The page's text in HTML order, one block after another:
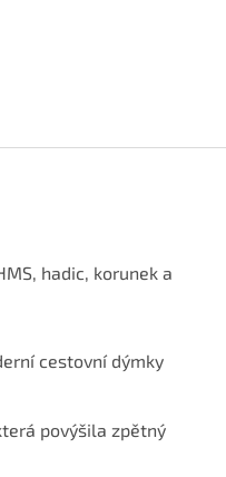
hadic, korunek a
cestovní dýmky
povýšila zpětný